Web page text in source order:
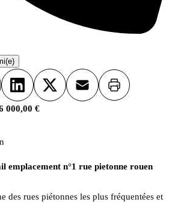
LinkedInX Email Imprimer
000,00 €
emplacement n°1 rue pietonne rouen
des rues piétonnes les plus fréquentées et